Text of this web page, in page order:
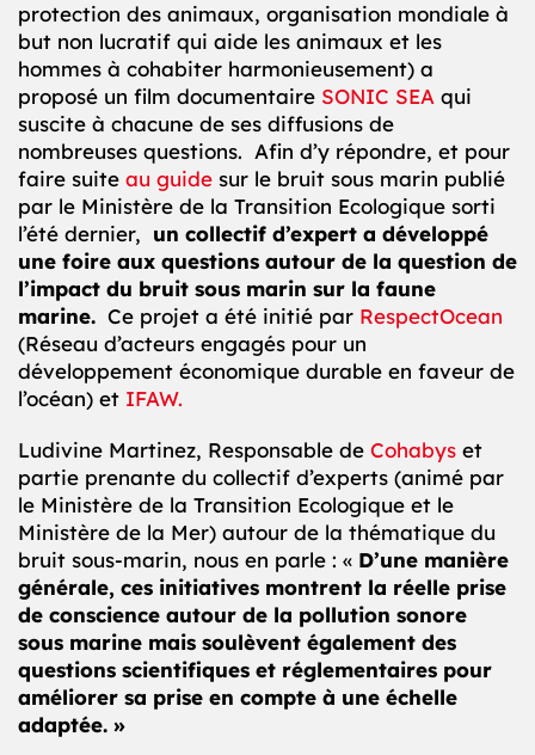
protection des animaux, organisation mondiale à
but non lucratif qui aide les animaux et les
hommes à cohabiter harmonieusement) a
proposé un film documentaire SONIC SEA qui
suscite à chacune de ses diffusions de
nombreuses questions. Afin d’y répondre, et pour
faire suite au guide sur le bruit sous marin publié
par le Ministère de la Transition Ecologique sorti
l’été dernier, un collectif d’expert a développé
une foire aux questions autour de la question de
l’impact du bruit sous marin sur la faune
marine. Ce projet a été initié par RespectOcean
(Réseau d’acteurs engagés pour un
développement économique durable en faveur de
l’océan) et IFAW.
Ludivine Martinez, Responsable de Cohabys et
partie prenante du collectif d’experts (animé par
le Ministère de la Transition Ecologique et le
Ministère de la Mer) autour de la thématique du
bruit sous-marin, nous en parle : « D’une manière
générale, ces initiatives montrent la réelle prise
de conscience autour de la pollution sonore
sous marine mais soulèvent également des
questions scientifiques et réglementaires pour
améliorer sa prise en compte à une échelle
adaptée. »